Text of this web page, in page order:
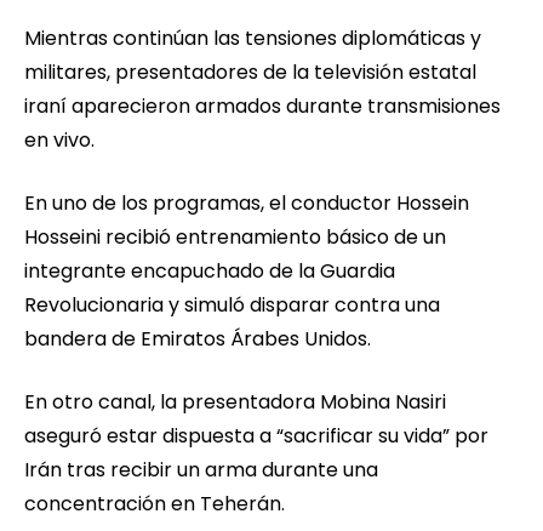
Mientras continúan las tensiones diplomáticas y
militares, presentadores de la televisión estatal
iraní aparecieron armados durante transmisiones
en vivo.
En uno de los programas, el conductor Hossein
Hosseini recibió entrenamiento básico de un
integrante encapuchado de la Guardia
Revolucionaria y simuló disparar contra una
bandera de Emiratos Árabes Unidos.
En otro canal, la presentadora Mobina Nasiri
aseguró estar dispuesta a “sacrificar su vida” por
Irán tras recibir un arma durante una
concentración en Teherán.